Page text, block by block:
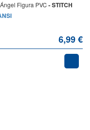
Figura PVC - STITCH
6,99 €